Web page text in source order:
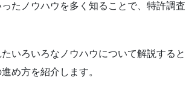
たノウハウを多く知ることで、特許調査
いろいろなノウハウについて解説すると
め方を紹介します。